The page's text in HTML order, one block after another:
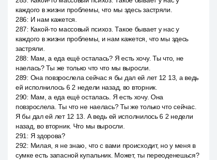
каждого в жизни проблемы, что мы здесь застряли.
286: И нам кажется.
287: Какой-то массовый психоз. Такое бывает у нас у
каждого в жизни проблемы, и нам кажется, что мы здесь
застряли.
288: Мам, а еда ещё осталась? Я есть хочу. Ты что, не
наелась? Ты же только что что мы выросли.
289: Она повзрослела сейчас я бы дал ей лет 12 13, а ведь
ей исполнилось 6 2 недели назад, во вторник.
290: Мам, а еда ещё осталась. Я есть хочу. Она
повзрослела. Ты что не наелась? Ты же только что сейчас.
Я бы дал ей лет 12 13. А ведь ей исполнилось 6 2 недели
назад, во вторник. Что мы выросли.
291 : Я здорова?
292: Милая, я не знаю, что с вами происходит, но у меня в
сумке есть запасной купальник. Может, ты переоденешься?